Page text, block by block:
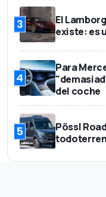
3
El
existe: es
4
Para
del coche
5
Pössl